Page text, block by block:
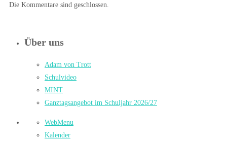
Die Kommentare sind geschlossen.
Über uns
Adam von Trott
Schulvideo
MINT
Ganztagsangebot im Schuljahr 2026/27
WebMenu
Kalender